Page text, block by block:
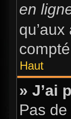
en
Haut
» J’ai
Pas